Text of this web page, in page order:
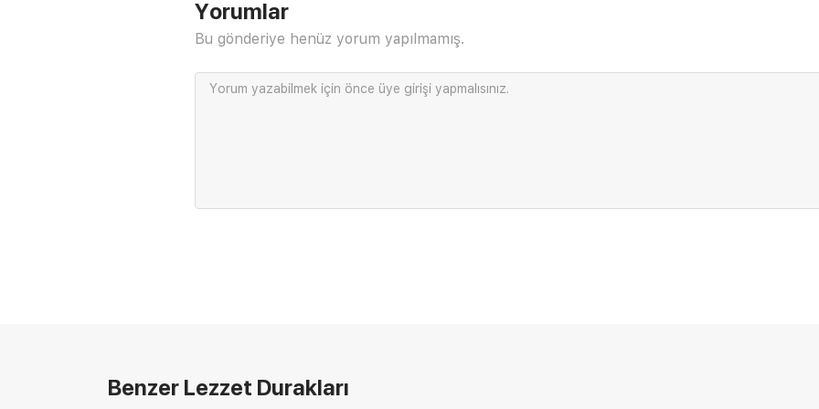
Yorumlar
Bu gönderiye henüz yorum yapılmamış.
Yorum yazabilmek için önce üye girişi yapmalısınız.
Benzer Lezzet Durakları